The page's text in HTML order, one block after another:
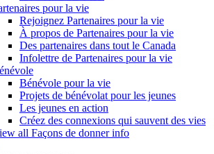
pour la vie
Rejoignez Partenaires pour la vie
À propos de Partenaires pour la vie
Des partenaires dans tout le Canada
Infolettre de Partenaires pour la vie
Bénévole pour la vie
Projets de bénévolat pour les jeunes
Les jeunes en action
Créez des connexions qui sauvent des vies
all Façons de donner info